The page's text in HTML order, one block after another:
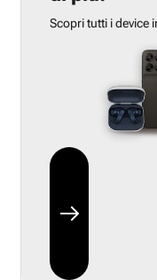
Scopri tutti i device